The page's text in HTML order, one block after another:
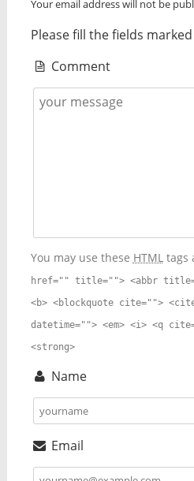
Your email address will not be
Please fill the fields
Comment
You may use these HTMLtags
href="" title=""> <abbr
<b> <blockquote cite="">
datetime=""> <em> <i> <q
<strong>
Name
Email